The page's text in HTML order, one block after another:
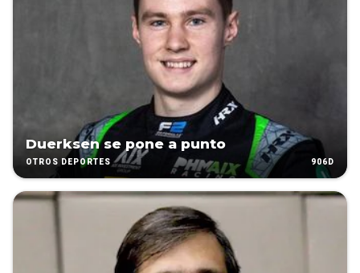
Duerksen se pone a punto
OTROS DEPORTES 906D